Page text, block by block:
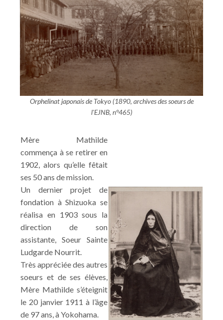
Orphelinat japonais de Tokyo (1890, archives des soeurs de
l'EJNB, n°465)
Mère Mathilde
commença à se retirer en
1902, alors qu’elle fêtait
ses 50 ans de mission.
Un dernier projet de
fondation à Shizuoka se
réalisa en 1903 sous la
direction de son
assistante, Soeur Sainte
Ludgarde Nourrit.
Très appréciée des autres
soeurs et de ses élèves,
Mère Mathilde s’éteignit
le 20 janvier 1911 à l’âge
de 97 ans, à Yokohama.